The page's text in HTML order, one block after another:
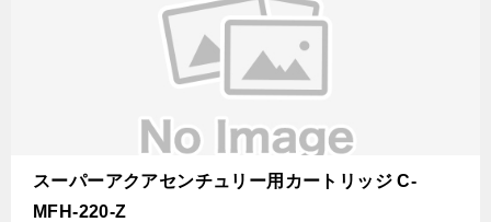
スーパーアクアセンチュリー用カートリッジ C-
MFH-220-Z